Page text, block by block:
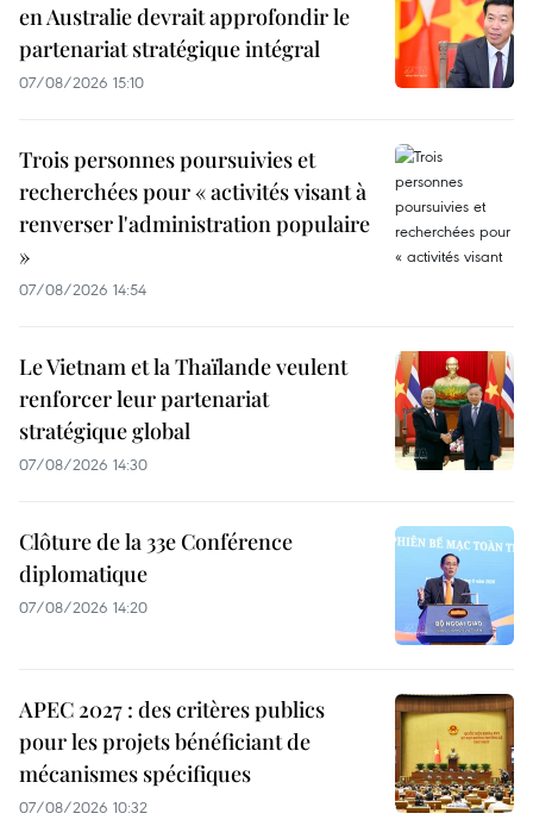
en Australie devrait approfondir le
partenariat stratégique intégral
07/08/2026 15:10
Trois personnes poursuivies et
recherchées pour « activités visant à
renverser l'administration populaire
»
07/08/2026 14:54
Le Vietnam et la Thaïlande veulent
renforcer leur partenariat
stratégique global
07/08/2026 14:30
Clôture de la 33e Conférence
diplomatique
07/08/2026 14:20
APEC 2027 : des critères publics
pour les projets bénéficiant de
mécanismes spécifiques
07/08/2026 10:32